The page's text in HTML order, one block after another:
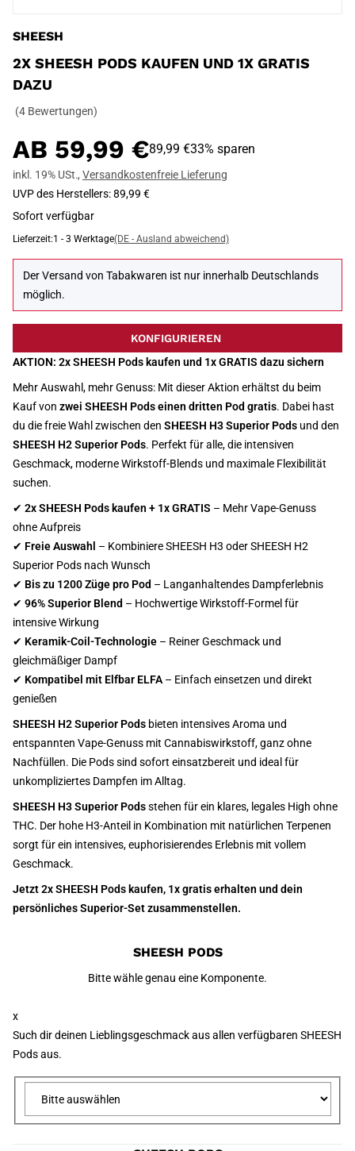
SHEESH
2X SHEESH PODS KAUFEN UND 1X GRATIS
DAZU
(4 Bewertungen)
AB 59,99 €89,99 €33% sparen
inkl. 19% USt., Versandkostenfreie Lieferung
UVP des Herstellers:89,99 €
Sofort verfügbar
Lieferzeit:1 - 3 Werktage(DE - Ausland abweichend)
Der Versand von Tabakwaren ist nur innerhalb Deutschlands
möglich.
KONFIGURIEREN
AKTION: 2x SHEESH Pods kaufen und 1x GRATIS dazu sichern
Mehr Auswahl, mehr Genuss: Mit dieser Aktion erhältst du beim
Kauf von zwei SHEESH Pods einen dritten Pod gratis. Dabei hast
du die freie Wahl zwischen den SHEESH H3 Superior Pods und den
SHEESH H2 Superior Pods. Perfekt für alle, die intensiven
Geschmack, moderne Wirkstoff-Blends und maximale Flexibilität
suchen.
✔ 2x SHEESH Pods kaufen + 1x GRATIS – Mehr Vape-Genuss
ohne Aufpreis
✔ Freie Auswahl – Kombiniere SHEESH H3 oder SHEESH H2
Superior Pods nach Wunsch
✔ Bis zu 1200 Züge pro Pod – Langanhaltendes Dampferlebnis
✔ 96% Superior Blend – Hochwertige Wirkstoff-Formel für
intensive Wirkung
✔ Keramik-Coil-Technologie – Reiner Geschmack und
gleichmäßiger Dampf
✔ Kompatibel mit Elfbar ELFA – Einfach einsetzen und direkt
genießen
SHEESH H2 Superior Pods bieten intensives Aroma und
entspannten Vape-Genuss mit Cannabiswirkstoff, ganz ohne
Nachfüllen. Die Pods sind sofort einsatzbereit und ideal für
unkompliziertes Dampfen im Alltag.
SHEESH H3 Superior Podsstehen für ein klares, legales High ohne
THC. Der hohe H3-Anteil in Kombination mit natürlichen Terpenen
sorgt für ein intensives, euphorisierendes Erlebnis mit vollem
Geschmack.
Jetzt 2x SHEESH Pods kaufen, 1x gratis erhalten und dein
persönliches Superior-Set zusammenstellen.
SHEESH PODS
Bitte wähle genau eine Komponente.
x
Such dir deinen Lieblingsgeschmack aus allen verfügbaren SHEESH
Pods aus.